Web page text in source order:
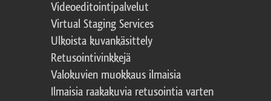
Videoeditointipalvelut
Virtual Staging Services
Ulkoista kuvankäsittely
Retusointivinkkejä
Valokuvien muokkaus ilmaisia
Ilmaisia raakakuvia retusointia varten